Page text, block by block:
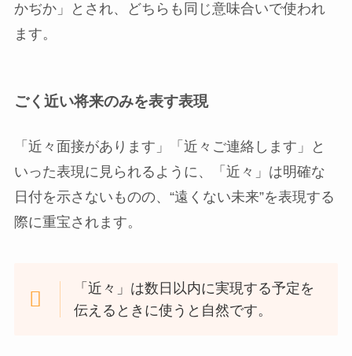
かぢか」とされ、どちらも同じ意味合いで使われ
ます。
ごく近い将来のみを表す表現
「近々面接があります」「近々ご連絡します」と
いった表現に見られるように、「近々」は明確な
日付を示さないものの、“遠くない未来”を表現する
際に重宝されます。
「近々」は数日以内に実現する予定を
伝えるときに使うと自然です。